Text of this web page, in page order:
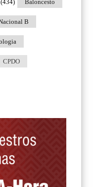
Baloncesto
(434)
B
CPDO